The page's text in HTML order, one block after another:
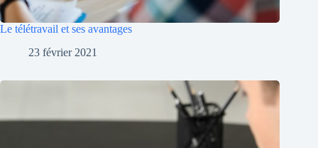
Le télétravail et ses avantages
23 février 2021